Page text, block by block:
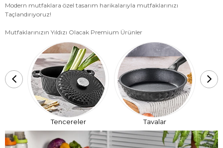
Modern mutfaklara özel tasarım harikalarıyla mutfaklarınızı
Taçlandırıyoruz!
Mutfaklarınızın Yıldızı Olacak Premium Ürünler
Tencereler Tavalar